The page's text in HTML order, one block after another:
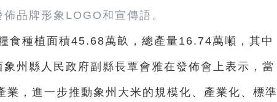
佈品牌形象LOGO和宣傳語。
食種植面積45.68萬畝，總產量16.74萬噸，其中
州縣人民政府副縣長覃會雅在發佈會上表示，當
業，進一步推動象州大米的規模化、產業化、標準